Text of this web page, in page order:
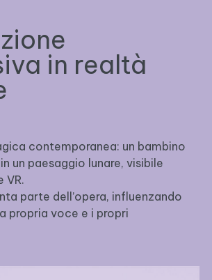
in realtà
contemporanea: un bambino
un paesaggio lunare, visibile
VR.
parte dell’opera, influenzando
propria voce e i propri